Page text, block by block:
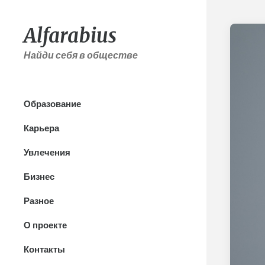
Alfarabius
Найди себя в обществе
Образование
Карьера
Увлечения
Бизнес
Разное
О проекте
Контакты